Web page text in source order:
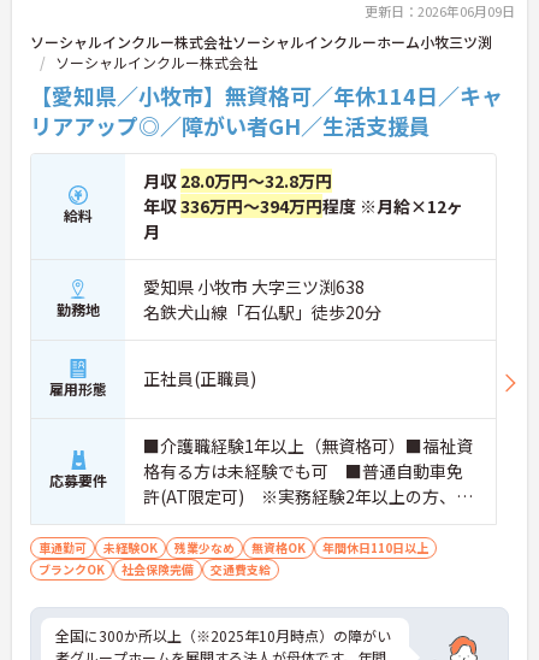
られます。介護に挑戦したい方や、空いた時間を有
効活用したい方におすすめです。ご興味のある方は
詳細等をお伝えしますので、お気軽にお問い合わせ
ください。
更新日：2026年06月09日
ソーシャルインクルー株式会社ソーシャルインクルーホーム小牧三ツ渕
ソーシャルインクルー株式会社
【愛知県／小牧市】無資格可／年休114日／キャ
リアアップ◎／障がい者GH／生活支援員
給料
月収 28.0万円～32.8万円
年収336万円～394万円程度 ※月給×12ヶ
月
勤務地
愛知県 小牧市 大字三ツ渕638
名鉄犬山線「石仏駅」徒歩20分
雇用形態 正社員(正職員)
応募要件
■介護職経験1年以上（無資格可）■福祉資
格有る方は未経験でも可 ■普通自動車免
許(AT限定可) ※実務経験2年以上の方、障
がい者福祉に関する経験をお持ちの方大歓
迎
車通勤可 未経験OK 残業少なめ 無資格OK
年間休日110日以上
ブランクOK
社会保険完備 交通費支給
全国に300か所以上（※2025年10月時点）の障がい